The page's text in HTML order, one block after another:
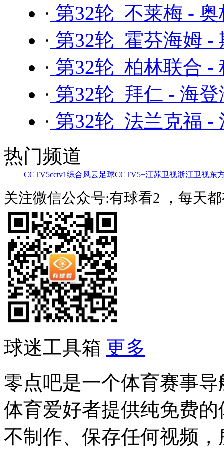
· 第32轮 不莱梅 -
· 第32轮 霍芬海姆 -
· 第32轮 柏林联合 -
· 第32轮 拜仁 - 海
· 第32轮 法兰克福 -
热门频道
CCTV5cctv1综合风云足球CCTV5+江苏卫视浙江卫视东
关注微信公众号:有球看2 ，每天
球迷工具箱 更多
零点吧是一个体育赛事
体育爱好者提供纯免费
不制作、保存任何视频